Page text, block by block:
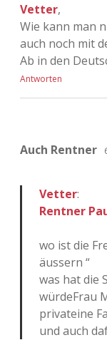
Vetter,
Wie kann man
auch noch mit
Ab in den
Antworten
Auch Rentner
Vetter:
Rentner
wo ist die
äussern “
was hat die
würdeFrau
privateine
und auch